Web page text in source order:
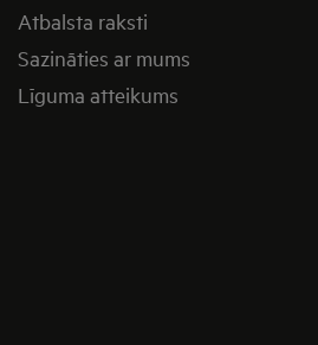
Atbalsta raksti
Sazināties ar mums
Līguma atteikums